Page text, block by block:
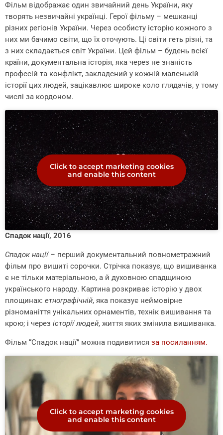
Фільм відображає один звичайний день України, яку
творять незвичайні українці. Герої фільму – мешканці
різних регіонів України. Через особисту історію кожного з
них ми бачимо світи, що їх оточують. Ці світи геть різні, та
з них складається світ України. Цей фільм – будень всієї
країни, документальна історія, яка через не знаність
професій та конфлікт, закладений у кожній маленькій
історії цих людей, зацікавлює широке коло глядачів, у тому
числі за кордоном.
Click to accept marketing cookies
and enable this content
Спадок нації, 2016
Спадок нації– перший документальний повнометражний
фільм про вишиті сорочки. Стрічка показує, що вишиванка
є не тільки матеріальною, а й духовною спадщиною
українського народу. Картина розкриває історію у двох
площинах: етнографічній, яка показує неймовірне
різноманіття унікальних орнаментів, технік вишивання та
крою; і через історії людей, життя яких змінила вишиванка.
Фільм “Спадок нації” можна подивитися за посиланням.
Click to accept marketing cookies
and enable this content